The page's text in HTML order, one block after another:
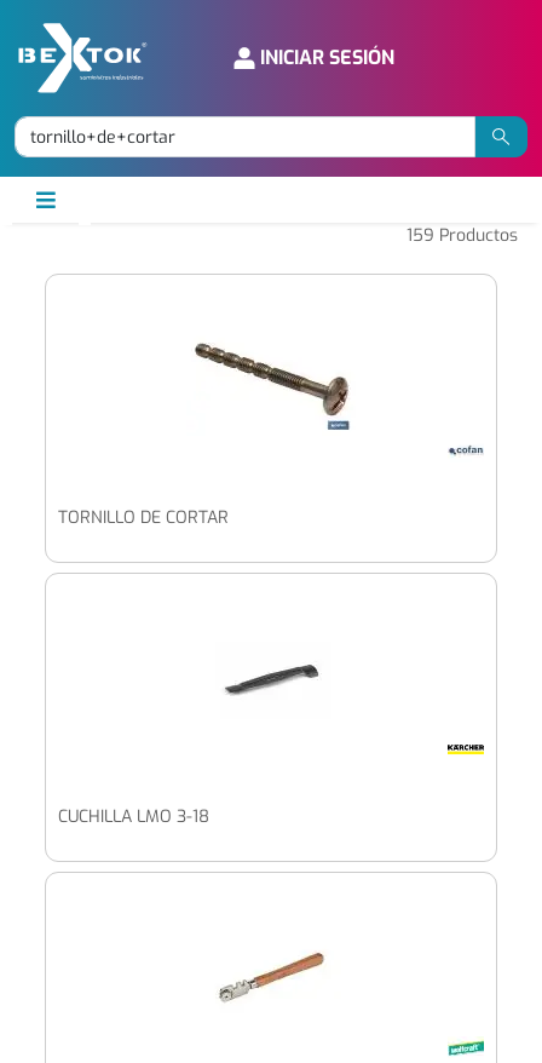
INICIAR SESIÓN
159 Productos
TORNILLO DE CORTAR
CUCHILLA LMO 3-18